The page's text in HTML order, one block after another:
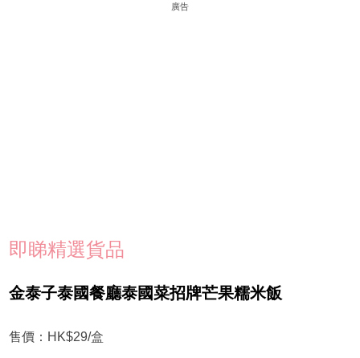
廣告
即睇精選貨品
金泰子泰國餐廳泰國菜招牌芒果糯米飯
售價：HK$29/盒